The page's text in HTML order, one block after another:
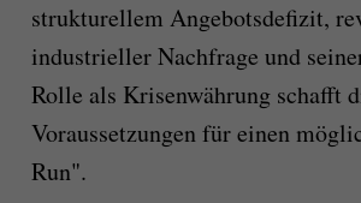
strukturellem Angebotsdefizit,
industrieller Nachfrage und
Rolle als Krisenwährung schafft
Voraussetzungen für einen
Run".